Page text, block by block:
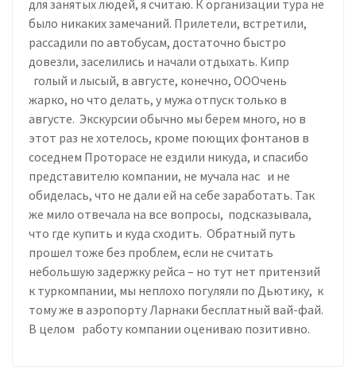
для занятых людей, я считаю. К организации тура не
было никаких замечаний. Прилетели, встретили,
рассадили по автобусам, достаточно быстро
довезли, заселились и начали отдыхать. Кипр
голый и лысый, в августе, конечно, ОООчень
жарко, но что делать, у мужа отпуск только в
августе. Экскурсии обычно мы берем много, но в
этот раз не хотелось, кроме поющих фонтанов в
соседнем Проторасе не ездили никуда, и спасибо
представителю компании, не мучала нас и не
обиделась, что не дали ей на себе заработать. Так
же мило отвечала на все вопросы, подсказывала,
что где купить и куда сходить. Обратный путь
прошел тоже без проблем, если не считать
небольшую задержку рейса – но тут нет притензий
к туркомпании, мы неплохо погуляли по Дьютику, к
тому же в аэропорту Ларнаки бесплатный вай-фай.
В целом работу компании оцениваю позитивно.